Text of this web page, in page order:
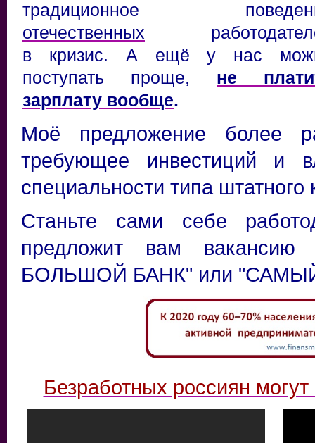
традиционное
отечественных
в кризис. А ещё у нас
поступать проще, не
зарплату вообще.
Моё предложение более
требующее инвестиций и
специальности типа
Станьте сами себе
предложит вам
БОЛЬШОЙ БАНК" или
Безработных россиян